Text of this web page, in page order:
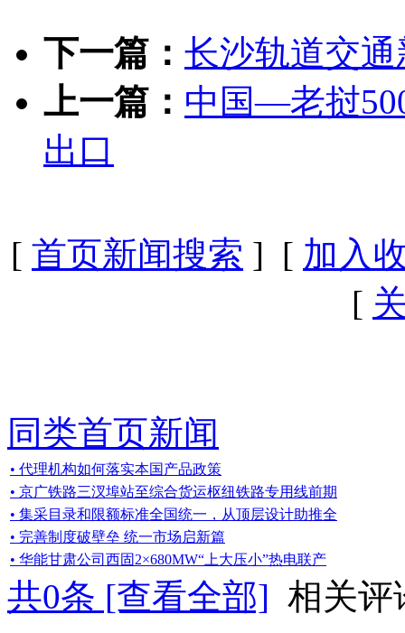
下一篇： 长沙轨道交
上一篇： 中国—老挝
出口
[ 首页新闻搜索 ] [ 加入
[
同类首页新闻
• 代理机构如何落实本国产品政策
• 京广铁路三汊埠站至综合货运枢纽铁路专用线前期
• 集采目录和限额标准全国统一，从顶层设计助推全
• 完善制度破壁垒 统一市场启新篇
• 华能甘肃公司西固2×680MW“上大压小”热电联产
共0条 [查看全部] 相关评